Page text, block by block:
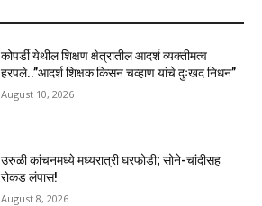
कोपर्डी येथील शिक्षण क्षेत्रातील आदर्श व्यक्तीमत्व
हरपले..”आदर्श शिक्षक किसन चव्हाण यांचे दुःखद निधन”
August 10, 2026
उरुळी कांचनमध्ये मध्यरात्री घरफोडी; सोने-चांदीसह
रोकड लंपास!
August 8, 2026